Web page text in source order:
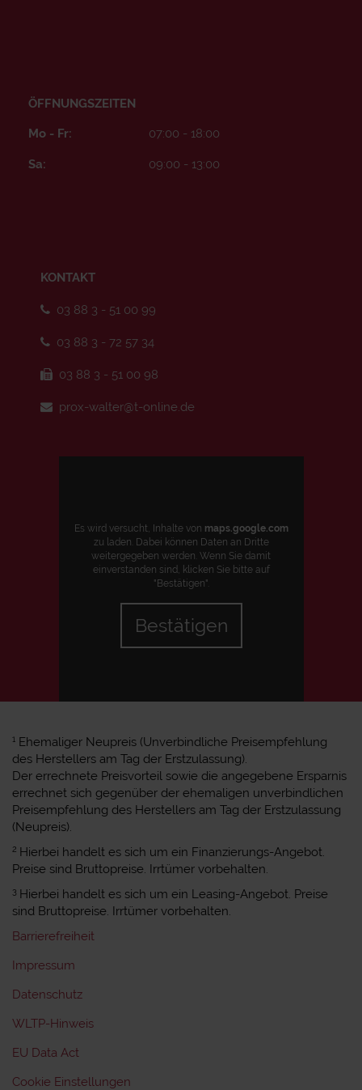
ÖFFNUNGSZEITEN
Mo - Fr: 07:00 - 18:00
Sa: 09:00 - 13:00
KONTAKT
03 88 3 - 51 00 99
03 88 3 - 72 57 34
03 88 3 - 51 00 98
prox-walter@t-online.de
Es wird versucht, Inhalte von maps.google.com
zu laden. Dabei können Daten an Dritte
weitergegeben werden. Wenn Sie damit
einverstanden sind, klicken Sie bitte auf
"Bestätigen".
Bestätigen
1
Ehemaliger Neupreis (Unverbindliche Preisempfehlung
des Herstellers am Tag der Erstzulassung).
Der errechnete Preisvorteil sowie die angegebene Ersparnis
errechnet sich gegenüber der ehemaligen unverbindlichen
Preisempfehlung des Herstellers am Tag der Erstzulassung
(Neupreis).
2 Hierbei handelt es sich um ein Finanzierungs-Angebot.
Preise sind Bruttopreise. Irrtümer vorbehalten.
3 Hierbei handelt es sich um ein Leasing-Angebot. Preise
sind Bruttopreise. Irrtümer vorbehalten.
Barrierefreiheit
Impressum
Datenschutz
WLTP-Hinweis
EU Data Act
Cookie Einstellungen